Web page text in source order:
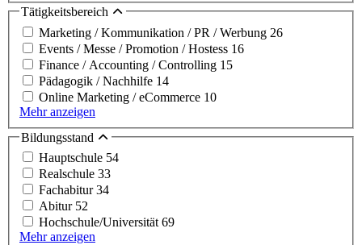
Tätigkeitsbereich
Marketing / Kommunikation / PR / Werbung 26
Events / Messe / Promotion / Hostess 16
Finance / Accounting / Controlling 15
Pädagogik / Nachhilfe 14
Online Marketing / eCommerce 10
Mehr anzeigen
Bildungsstand
Hauptschule 54
Realschule 33
Fachabitur34
Abitur 52
Hochschule/Universität69
Mehr anzeigen